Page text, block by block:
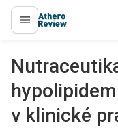
proLékaře.cz
v klinické